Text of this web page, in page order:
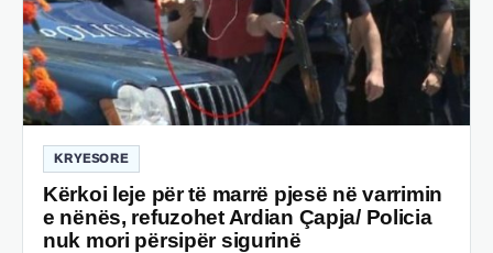
KRYESORE
Kërkoi leje për të marrë pjesë në varrimin
e nënës, refuzohet Ardian Çapja/ Policia
nuk mori përsipër sigurinë